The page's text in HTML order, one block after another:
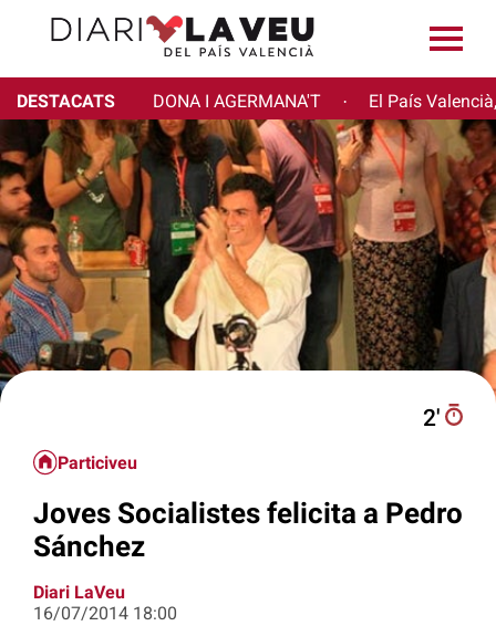
DESTACATS DONA I AGERMANA'T · El País
2′
Particiveu
Joves Socialistes felicita a Pedro
Sánchez
Diari LaVeu
16/07/2014 18:00